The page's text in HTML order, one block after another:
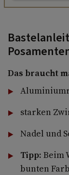
Das braucht
starken
Nadel und
Tipp: Beim
bunten